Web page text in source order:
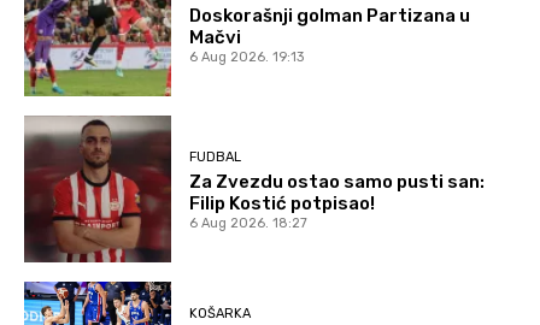
Doskorašnji golman Partizana u
Mačvi
6 Aug 2026. 19:13
FUDBAL
Za Zvezdu ostao samo pusti san:
Filip Kostić potpisao!
6 Aug 2026. 18:27
KOŠARKA